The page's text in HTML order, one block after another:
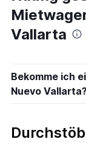
Vallarta
Bekomme ich
Nuevo Vallarta?